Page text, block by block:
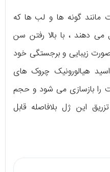
گونه ها و لب ها که
دهند ، با بالا رفتن سن
زیبایی و برجستگی خود
هیالورونیک چروک های
بازسازی می شود و حجم
این ژل بلافاصله قابل